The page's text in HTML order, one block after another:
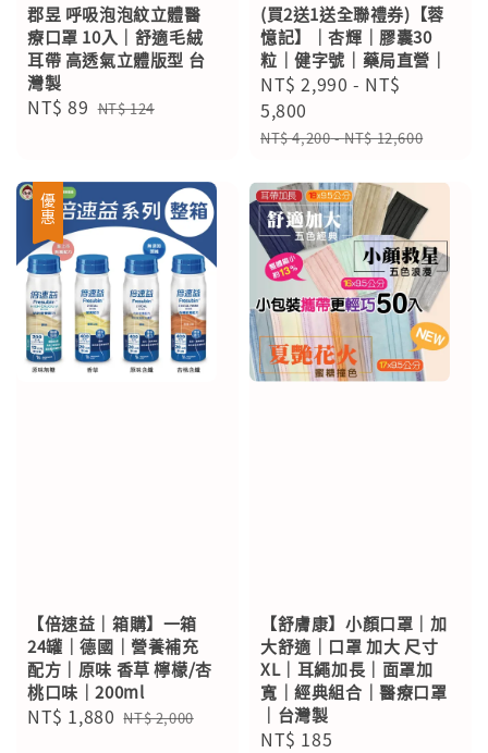
郡昱 呼吸泡泡紋立體醫
療口罩 10入｜舒適毛絨
耳帶 高透氣立體版型 台
灣製
Sale
NT$ 89 Regular
NT$ 124
(買2送1送全聯禮券)【蓉
憶記】｜杏輝｜膠囊30
粒｜健字號｜藥局直營｜
Sale
price
NT$ 2,990 - NT$
5,800
Regular
NT$ 4,200-NT$ 12,600
優惠
【倍速益｜箱購】一箱
24罐｜德國｜營養補充
配方｜原味 香草 檸檬/杏
桃口味｜200ml
Sale
NT$ 1,880 Regular
NT$ 2,000
【舒膚康】小顏口罩｜加
大舒適｜口罩 加大 尺寸
XL｜耳繩加長｜面罩加
寬｜經典組合｜醫療口罩
｜台灣製
Regular
NT$ 185